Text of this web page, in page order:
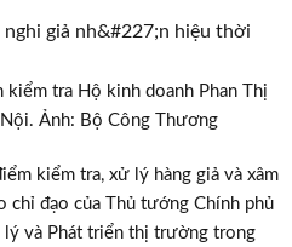
tra Hộ kinh doanh Phan Thị
Ảnh: Bộ Công Thương
kiểm tra, xử lý hàng giả và xâm
chỉ đạo của Thủ tướng Chính phủ
lý và Phát triển thị trường trong